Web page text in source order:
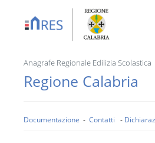
Anagrafe Regionale Edilizia Scolastica
Regione Calabria
Documentazione - Contatti -